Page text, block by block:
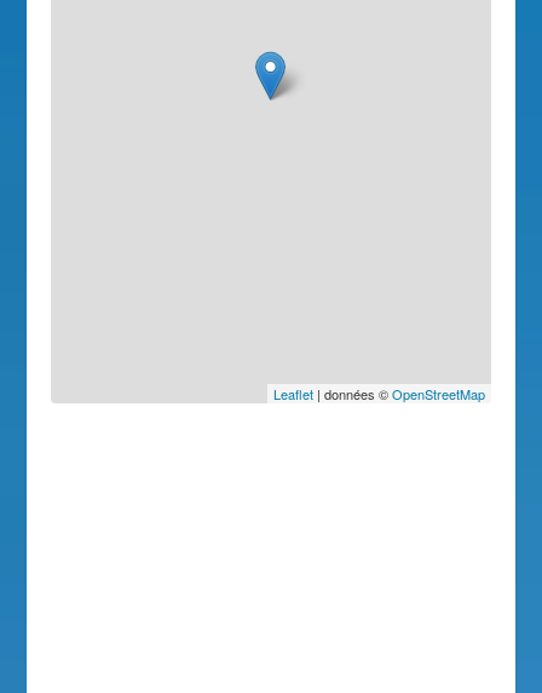
Leaflet| données ©OpenStreetMap